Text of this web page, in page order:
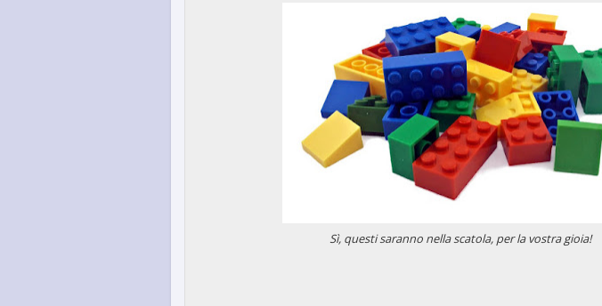
Sì, questi saranno nella scatola, per la vostra gioia!